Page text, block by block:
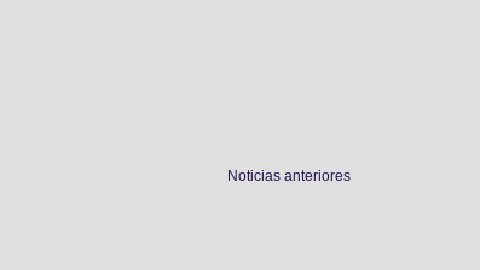
Noticias anteriores